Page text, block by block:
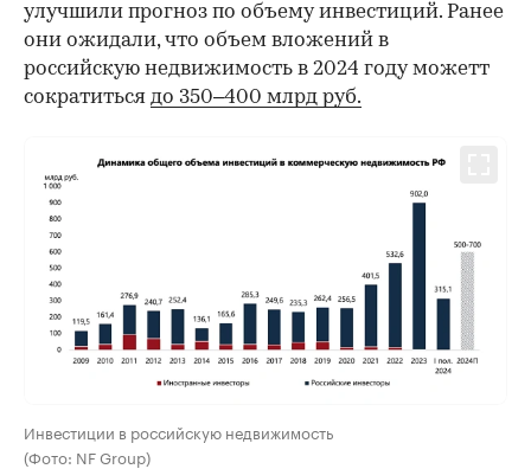
улучшили прогноз по объему инвестиций. Ранее
они ожидали, что объем вложений в
российскую недвижимость в 2024 году можетт
сократиться до 350–400 млрд руб.
Инвестиции в российскую недвижимость
(Фото: NF Group)